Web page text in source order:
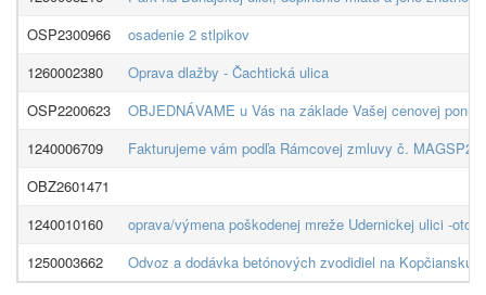
OSP2300966
osadenie 2 stlpikov
1260002380
Oprava dlažby - Čachtická ulica
OSP2200623
OBJEDNÁVAME u Vás na základe Vašej cenovej
1240006709
Fakturujeme vám podľa Rámcovej zmluvy č.
OBZ2601471
1240010160
oprava/výmena poškodenej mreže Udernickej ulici -
1250003662
Odvoz a dodávka betónových zvodidiel na Kopčiansku